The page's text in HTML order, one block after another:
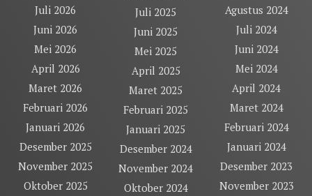
Juli 2026
Juni 2026
Mei 2026
April 2026
Maret 2026
Februari 2026
Januari 2026
Desember 2025
November 2025
Oktober 2025
Juli 2025
Juni 2025
Mei 2025
April 2025
Maret 2025
Februari 2025
Januari 2025
Desember 2024
November 2024
Oktober 2024
Agustus 2024
Juli 2024
Juni 2024
Mei 2024
April 2024
Maret 2024
Februari 2024
Januari 2024
Desember 2023
November 2023